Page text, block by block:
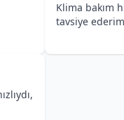
Klima bakım
tavsiye